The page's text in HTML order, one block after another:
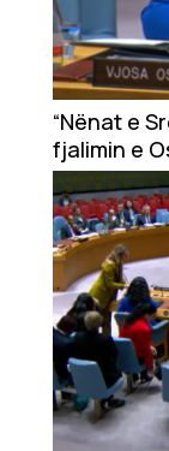
“Nënat e
fjalimin e